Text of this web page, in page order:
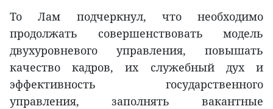
То Лам подчеркнул, что необходимо
продолжать совершенствовать модель
двухуровневого управления, повышать
качество кадров, их служебный дух и
эффективность государственного
управления, заполнять вакантные